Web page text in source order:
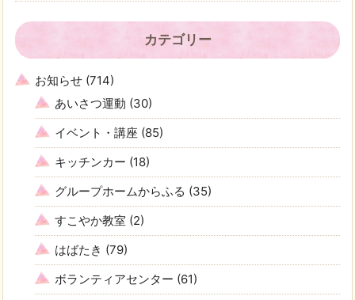
カテゴリー
お知らせ (714)
あいさつ運動 (30)
イベント・講座 (85)
キッチンカー (18)
グループホームからふる (35)
すこやか教室 (2)
はばたき (79)
ボランティアセンター (61)